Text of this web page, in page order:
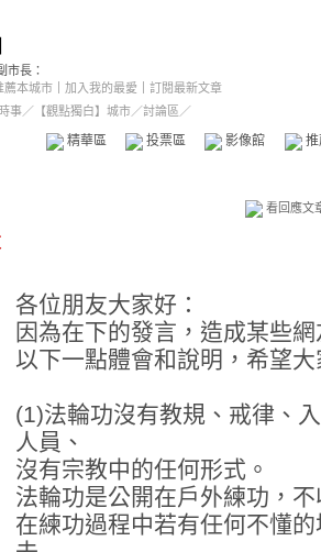
市長：
薦本城市 加入我的最愛
訂閱最新文章
事／ 【觀點獨白】城市／討論區／
精華區 投票區 影像館
看回應文
各位朋友大家好：
因為在下的發言，造成某些
以下一點體會和說明，希望
(1)法輪功沒有教規、戒律、
人員、
沒有宗教中的任何形式。
法輪功是公開在戶外練功，
在練功過程中若有任何不懂